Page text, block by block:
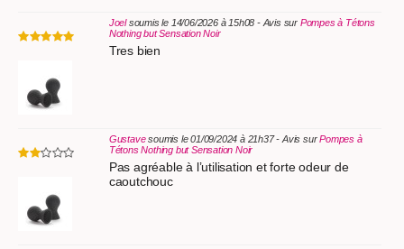
Joelsoumis le 14/06/2026 à 15h08 - Avis sur Pompes à Tétons
Nothing but Sensation Noir
Tres bien
Gustavesoumis le 01/09/2024 à 21h37 - Avis surPompes à
Tétons Nothing but Sensation Noir
Pas agréable à l’utilisation et forte odeur de
caoutchouc